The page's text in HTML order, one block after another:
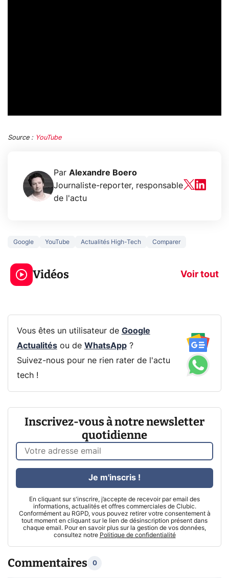
Source : YouTube
Par Alexandre Boero
Journaliste-reporter, responsable
de l'actu
Google YouTube Actualités High-Tech Comparer
Vidéos Voir tout
5 générations de
jeux dans la
prochaine Xbox !
Ce que vous
navigation
Vous êtes un utilisateur de Google
Actualitésou de WhatsApp?
Suivez-nous pour ne rien rater de l'actu
tech !
Inscrivez-vous à notre newsletter
quotidienne
En cliquant sur s'inscrire, j’accepte de recevoir par email des
informations, actualités et offres commerciales de Clubic.
Conformément au RGPD, vous pouvez retirer votre consentement à
tout moment en cliquant sur le lien de désinscription présent dans
chaque email. Pour en savoir plus sur la gestion de vos données,
consultez notre Politique de confidentialité
Je m'inscris !
Commentaires 0